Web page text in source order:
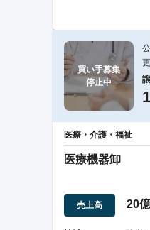
買い手募集
停止中
医療・介護・福祉
医療機器卸
売上高 20